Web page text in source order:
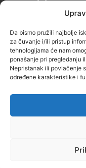
Da bismo pružili najbolje
za čuvanje i/ili pristup
tehnologijama će nam
ponašanje pri pregledanju
Nepristanak ili povlačenje
određene karakteristike i